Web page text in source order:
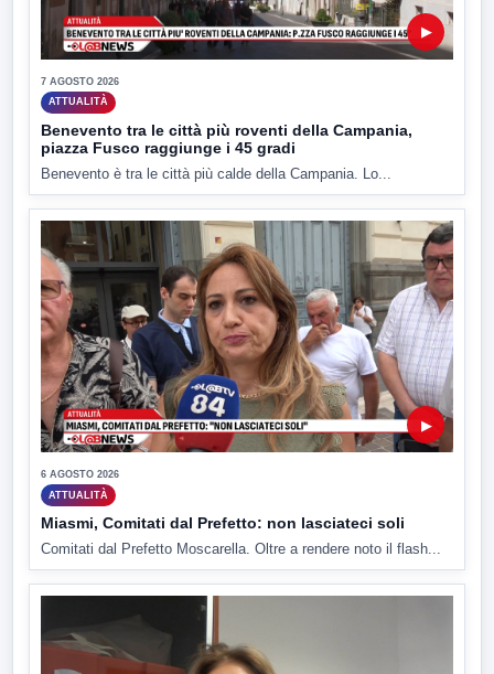
▶
7 AGOSTO 2026
ATTUALITÀ
Benevento tra le città più roventi della Campania,
piazza Fusco raggiunge i 45 gradi
Benevento è tra le città più calde della Campania. Lo...
▶
6 AGOSTO 2026
ATTUALITÀ
Miasmi, Comitati dal Prefetto: non lasciateci soli
Comitati dal Prefetto Moscarella. Oltre a rendere noto il flash...